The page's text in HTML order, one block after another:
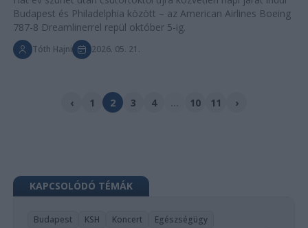
Budapest és Philadelphia között – az American Airlines Boeing
787-8 Dreamlinerrel repül október 5-ig.
Tóth Hajni 2026. 05. 21.
‹ 1 2 3 4 10 11 ›
KAPCSOLÓDÓ TÉMÁK
Budapest KSH Koncert
Egészségügy